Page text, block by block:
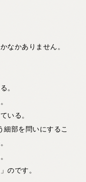
なかありません。
。
いる。
部を問いにするこ
のです。